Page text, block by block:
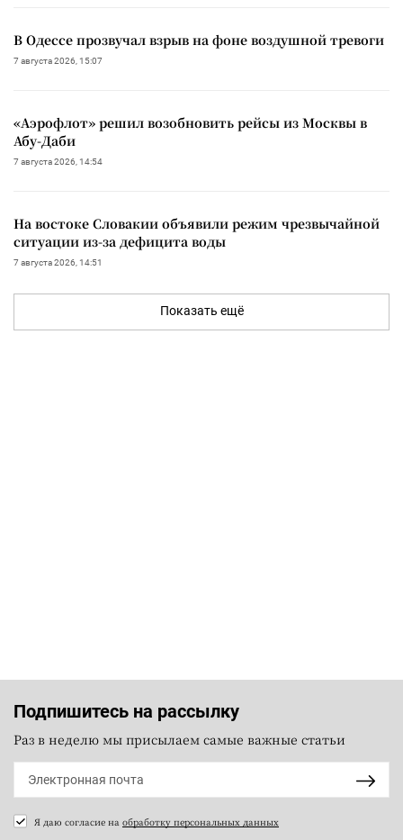
В Одессе прозвучал взрыв на фоне воздушной тревоги
7 августа 2026, 15:07
«Аэрофлот» решил возобновить рейсы из Москвы в
Абу-Даби
7 августа 2026, 14:54
На востоке Словакии объявили режим чрезвычайной
ситуации из-за дефицита воды
7 августа 2026, 14:51
Показать ещё
Подпишитесь на рассылку
Раз в неделю мы присылаем самые важные статьи
Я даю согласие на обработку персональных данных